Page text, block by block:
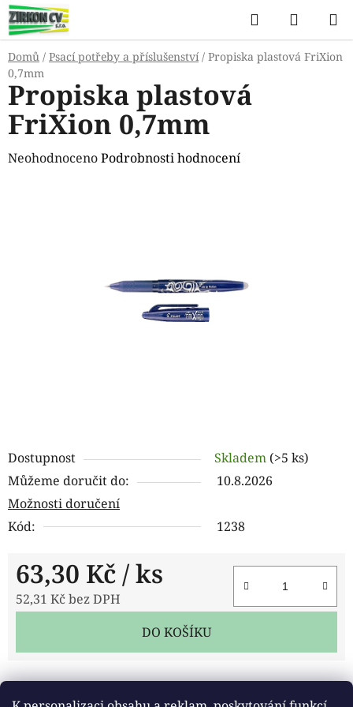
Přejít
na
obsah
Hledat
KOŠÍK
Domů / Psací potřeby a příslušenství / Propiska plastová FriXion
0,7mm
Dostupnost Skladem (>5 ks)
Můžeme doručit do:
10.8.2026
Možnosti doručení
Kód:
1238
63,30 Kč / ks
52,31 Kč bez DPH
DO KOŠÍKU
Propiska plastová
FriXion 0,7mm
Průměrné
NeohodnocenoPodrobnosti hodnocení